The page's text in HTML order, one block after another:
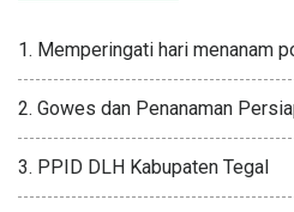
1. Memperingati hari menanam
2. Gowes dan Penanaman
3. PPID DLH Kabupaten Tegal